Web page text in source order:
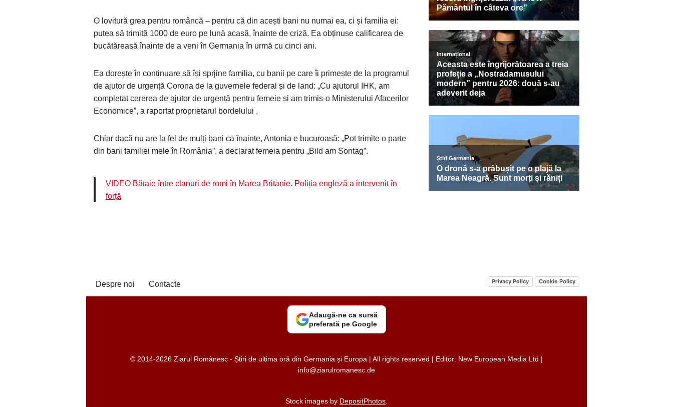
O lovitură grea pentru româncă – pentru că din acești bani nu numai ea, ci și familia ei:
putea să trimită 1000 de euro pe lună acasă, înainte de criză. Ea obținuse calificarea de
bucătăreasă înainte de a veni în Germania în urmă cu cinci ani.
Ea dorește în continuare să își sprjine familia, cu banii pe care îi primește de la programul
de ajutor de urgență Corona de la guvernele federal și de land: „Cu ajutorul IHK, am
completat cererea de ajutor de urgență pentru femeie și am trimis-o Ministerului Afacerilor
Economice”, a raportat proprietarul bordelului .
Chiar dacă nu are la fel de mulți bani ca înainte, Antonia e bucuroasă: „Pot trimite o parte
din bani familiei mele în România”, a declarat femeia pentru „Bild am Sontag”.
VIDEO Bătaie între clanuri de romi în Marea Britanie. Poliția engleză a intervenit în
forță
Despre noi Contacte Privacy Policy Cookie Policy
Adaugă-ne ca sursă
preferată pe Google
© 2014-2026 Ziarul Românesc - Știri de ultima oră din Germania și Europa | All rights reserved | Editor: New European Media Ltd |
info@ziarulromanesc.de
Stock images by DepositPhotos